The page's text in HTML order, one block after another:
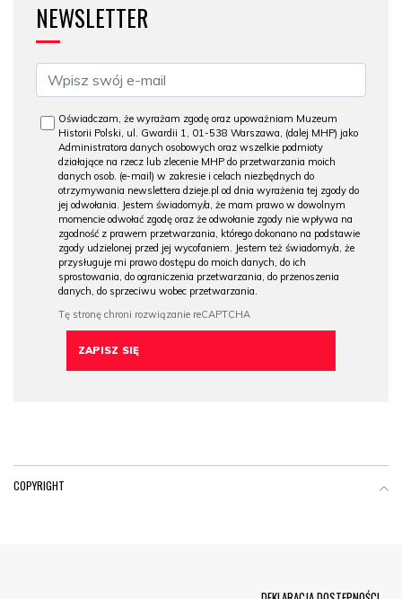
NEWSLETTER
Oświadczam, że wyrażam zgodę oraz upoważniam Muzeum
Historii Polski, ul. Gwardii 1, 01-538 Warszawa, (dalej MHP) jako
Administratora danych osobowych oraz wszelkie podmioty
działające na rzecz lub zlecenie MHP do przetwarzania moich
danych osob. (e-mail) w zakresie i celach niezbędnych do
otrzymywania newslettera dzieje.pl od dnia wyrażenia tej zgody do
jej odwołania. Jestem świadomy/a, że mam prawo w dowolnym
momencie odwołać zgodę oraz że odwołanie zgody nie wpływa na
zgodność z prawem przetwarzania, którego dokonano na podstawie
zgody udzielonej przed jej wycofaniem. Jestem też świadomy/a, że
przysługuje mi prawo dostępu do moich danych, do ich
sprostowania, do ograniczenia przetwarzania, do przenoszenia
danych, do sprzeciwu wobec przetwarzania.
COPYRIGHT